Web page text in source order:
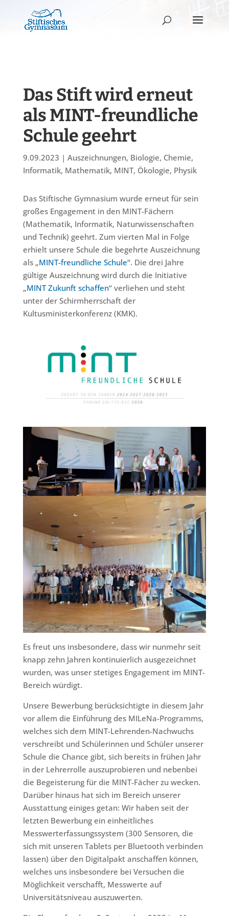
Das Stift wird erneut
als MINT-freundliche
Schule geehrt
9.09.2023 | Auszeichnungen, Biologie, Chemie,
Informatik, Mathematik, MINT, Ökologie, Physik
Das Stiftische Gymnasium wurde erneut für sein
großes Engagement in den MINT-Fächern
(Mathematik, Informatik, Naturwissenschaften
und Technik) geehrt. Zum vierten Mal in Folge
erhielt unsere Schule die begehrte Auszeichnung
als „MINT-freundliche Schule“. Die drei Jahre
gültige Auszeichnung wird durch die Initiative
„MINT Zukunft schaffen“ verliehen und steht
unter der Schirmherrschaft der
Kultusministerkonferenz (KMK).
Es freut uns insbesondere, dass wir nunmehr seit
knapp zehn Jahren kontinuierlich ausgezeichnet
wurden, was unser stetiges Engagement im MINT-
Bereich würdigt.
Unsere Bewerbung berücksichtigte in diesem Jahr
vor allem die Einführung des MILeNa-Programms,
welches sich dem MINT-Lehrenden-Nachwuchs
verschreibt und Schülerinnen und Schüler unserer
Schule die Chance gibt, sich bereits in frühen Jahr
in der Lehrerrolle auszuprobieren und nebenbei
die Begeisterung für die MINT-Fächer zu wecken.
Darüber hinaus hat sich im Bereich unserer
Ausstattung einiges getan: Wir haben seit der
letzten Bewerbung ein einheitliches
Messwerterfassungssystem (300 Sensoren, die
sich mit unseren Tablets per Bluetooth verbinden
lassen) über den Digitalpakt anschaffen können,
welches uns insbesondere bei Versuchen die
Möglichkeit verschafft, Messwerte auf
Universitätsniveau auszuwerten.